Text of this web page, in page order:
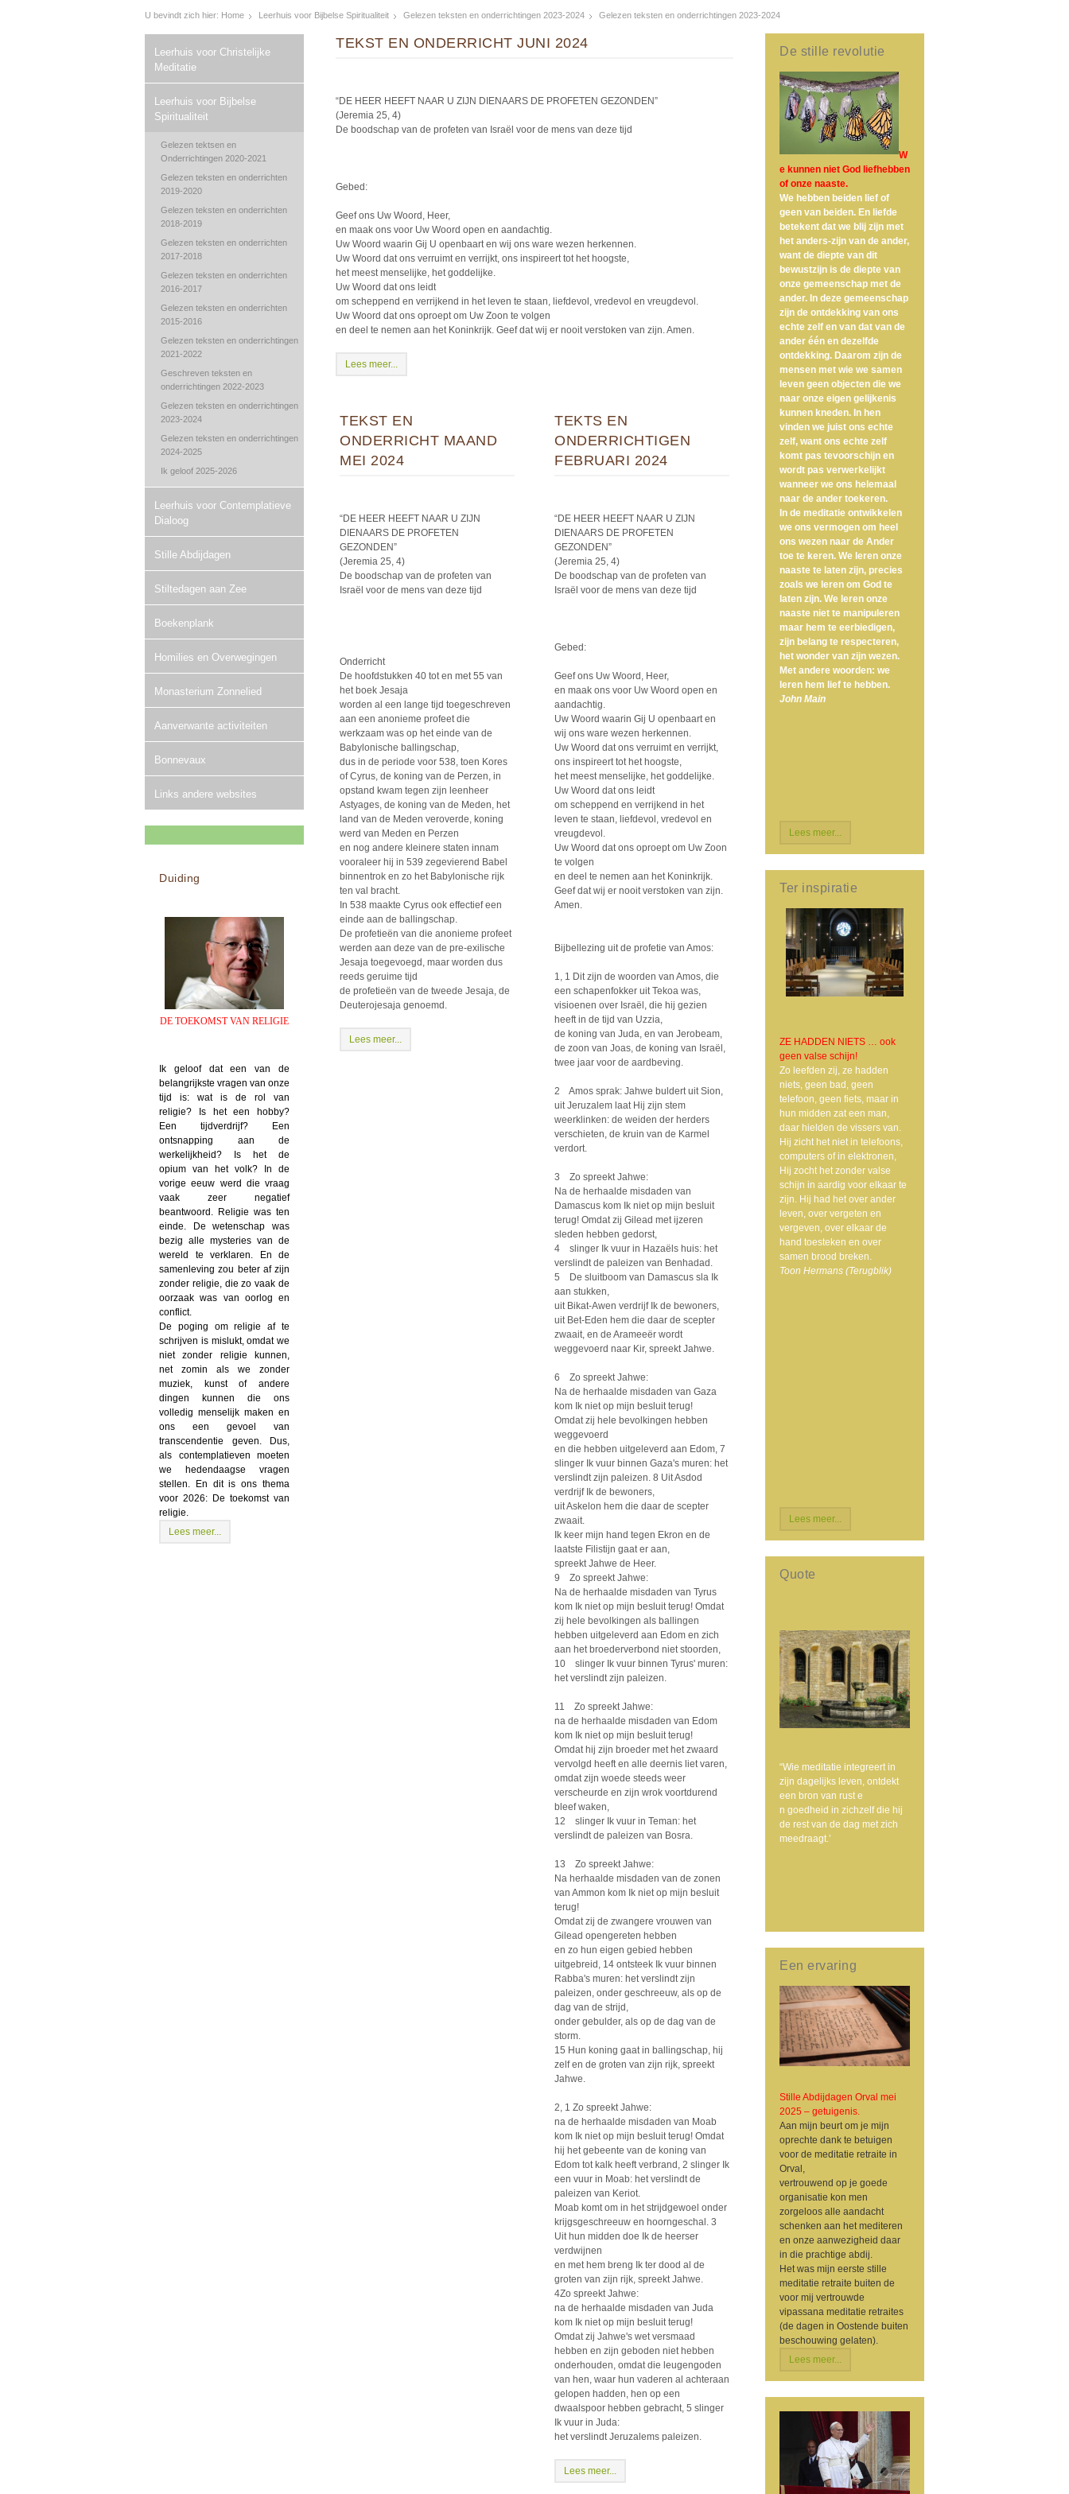
U bevindt zich hier: Home Leerhuis voor Bijbelse Spiritualiteit Gelezen teksten en onderrichtingen 2023-2024 Gelezen teksten en onderrichtingen 2023-2024
Leerhuis voor Christelijke
Meditatie
Leerhuis voor Bijbelse
Spiritualiteit
Gelezen tektsen en
Onderrichtingen 2020-2021
Gelezen teksten en onderrichten
2019-2020
Gelezen teksten en onderrichten
2018-2019
Gelezen teksten en onderrichten
2017-2018
Gelezen teksten en onderrichten
2016-2017
Gelezen teksten en onderrichten
2015-2016
Gelezen teksten en onderrichtingen
2021-2022
Geschreven teksten en
onderrichtingen 2022-2023
Gelezen teksten en onderrichtingen
2023-2024
Gelezen teksten en onderrichtingen
2024-2025
Ik geloof 2025-2026
Leerhuis voor Contemplatieve
Dialoog
Stille Abdijdagen
Stiltedagen aan Zee
Boekenplank
Homilies en Overwegingen
Monasterium Zonnelied
Aanverwante activiteiten
Bonnevaux
Links andere websites
Duiding
DE TOEKOMST VAN RELIGIE
Ik geloof dat een van de
belangrijkste vragen van onze
tijd is: wat is de rol van
religie? Is het een hobby?
Een tijdverdrijf? Een
ontsnapping aan de
werkelijkheid? Is het de
opium van het volk? In de
vorige eeuw werd die vraag
vaak zeer negatief
beantwoord. Religie was ten
einde. De wetenschap was
bezig alle mysteries van de
wereld te verklaren. En de
samenleving zou beter af zijn
zonder religie, die zo vaak de
oorzaak was van oorlog en
conflict.
De poging om religie af te
schrijven is mislukt, omdat we
niet zonder religie kunnen,
net zomin als we zonder
muziek, kunst of andere
dingen kunnen die ons
volledig menselijk maken en
ons een gevoel van
transcendentie geven. Dus,
als contemplatieven moeten
we hedendaagse vragen
stellen. En dit is ons thema
voor 2026: De toekomst van
religie.
Lees meer...
De stille revolutie
W
e kunnen niet God liefhebben
of onze naaste.
We hebben beiden lief of
geen van beiden. En liefde
betekent dat we blij zijn met
het anders-zijn van de ander,
want de diepte van dit
bewustzijn is de diepte van
onze gemeenschap met de
ander. In deze gemeenschap
zijn de ontdekking van ons
echte zelf en van dat van de
ander één en dezelfde
ontdekking. Daarom zijn de
mensen met wie we samen
leven geen objecten die we
naar onze eigen gelijkenis
kunnen kneden. In hen
vinden we juist ons echte
zelf, want ons echte zelf
komt pas tevoorschijn en
wordt pas verwerkelijkt
wanneer we ons helemaal
naar de ander toekeren.
In de meditatie ontwikkelen
we ons vermogen om heel
ons wezen naar de Ander
toe te keren. We leren onze
naaste te laten zijn, precies
zoals we leren om God te
laten zijn. We leren onze
naaste niet te manipuleren
maar hem te eerbiedigen,
zijn belang te respecteren,
het wonder van zijn wezen.
Met andere woorden: we
leren hem lief te hebben.
John Main
Lees meer...
Ter inspiratie
ZE HADDEN NIETS … ook
geen valse schijn!
Zo leefden zij, ze hadden
niets, geen bad, geen
telefoon, geen fiets, maar in
hun midden zat een man,
daar hielden de vissers van.
Hij zicht het niet in telefoons,
computers of in elektronen,
Hij zocht het zonder valse
schijn in aardig voor elkaar te
zijn. Hij had het over ander
leven, over vergeten en
vergeven, over elkaar de
hand toesteken en over
samen brood breken.
Toon Hermans (Terugblik)
Lees meer...
Quote
“Wie meditatie integreert in
zijn dagelijks leven, ontdekt
een bron van rust e
n goedheid in zichzelf die hij
de rest van de dag met zich
meedraagt.’
Een ervaring
Stille Abdijdagen Orval mei
2025 – getuigenis.
Aan mijn beurt om je mijn
oprechte dank te betuigen
voor de meditatie retraite in
Orval,
vertrouwend op je goede
organisatie kon men
zorgeloos alle aandacht
schenken aan het mediteren
en onze aanwezigheid daar
in die prachtige abdij.
Het was mijn eerste stille
meditatie retraite buiten de
voor mij vertrouwde
vipassana meditatie retraites
(de dagen in Oostende buiten
beschouwing gelaten).
Lees meer...
TEKST EN ONDERRICHT JUNI 2024
“DE HEER HEEFT NAAR U ZIJN DIENAARS DE PROFETEN GEZONDEN”
(Jeremia 25, 4)
De boodschap van de profeten van Israël voor de mens van deze tijd
Gebed:
Geef ons Uw Woord, Heer,
en maak ons voor Uw Woord open en aandachtig.
Uw Woord waarin Gij U openbaart en wij ons ware wezen herkennen.
Uw Woord dat ons verruimt en verrijkt, ons inspireert tot het hoogste,
het meest menselijke, het goddelijke.
Uw Woord dat ons leidt
om scheppend en verrijkend in het leven te staan, liefdevol, vredevol en vreugdevol.
Uw Woord dat ons oproept om Uw Zoon te volgen
en deel te nemen aan het Koninkrijk. Geef dat wij er nooit verstoken van zijn. Amen.
Lees meer...
TEKST EN
ONDERRICHT MAAND
MEI 2024
“DE HEER HEEFT NAAR U ZIJN
DIENAARS DE PROFETEN
GEZONDEN”
(Jeremia 25, 4)
De boodschap van de profeten van
Israël voor de mens van deze tijd
Onderricht
De hoofdstukken 40 tot en met 55 van
het boek Jesaja
worden al een lange tijd toegeschreven
aan een anonieme profeet die
werkzaam was op het einde van de
Babylonische ballingschap,
dus in de periode voor 538, toen Kores
of Cyrus, de koning van de Perzen, in
opstand kwam tegen zijn leenheer
Astyages, de koning van de Meden, het
land van de Meden veroverde, koning
werd van Meden en Perzen
en nog andere kleinere staten innam
vooraleer hij in 539 zegevierend Babel
binnentrok en zo het Babylonische rijk
ten val bracht.
In 538 maakte Cyrus ook effectief een
einde aan de ballingschap.
De profetieën van die anonieme profeet
werden aan deze van de pre-exilische
Jesaja toegevoegd, maar worden dus
reeds geruime tijd
de profetieën van de tweede Jesaja, de
Deuterojesaja genoemd.
Lees meer...
TEKTS EN
ONDERRICHTIGEN
FEBRUARI 2024
“DE HEER HEEFT NAAR U ZIJN
DIENAARS DE PROFETEN
GEZONDEN”
(Jeremia 25, 4)
De boodschap van de profeten van
Israël voor de mens van deze tijd
Gebed:
Geef ons Uw Woord, Heer,
en maak ons voor Uw Woord open en
aandachtig.
Uw Woord waarin Gij U openbaart en
wij ons ware wezen herkennen.
Uw Woord dat ons verruimt en verrijkt,
ons inspireert tot het hoogste,
het meest menselijke, het goddelijke.
Uw Woord dat ons leidt
om scheppend en verrijkend in het
leven te staan, liefdevol, vredevol en
vreugdevol.
Uw Woord dat ons oproept om Uw Zoon
te volgen
en deel te nemen aan het Koninkrijk.
Geef dat wij er nooit verstoken van zijn.
Amen.
Bijbellezing uit de profetie van Amos:
1, 1 Dit zijn de woorden van Amos, die
een schapenfokker uit Tekoa was,
visioenen over Israël, die hij gezien
heeft in de tijd van Uzzia,
de koning van Juda, en van Jerobeam,
de zoon van Joas, de koning van Israël,
twee jaar voor de aardbeving.
2 Amos sprak: Jahwe buldert uit Sion,
uit Jeruzalem laat Hij zijn stem
weerklinken: de weiden der herders
verschieten, de kruin van de Karmel
verdort.
3 Zo spreekt Jahwe:
Na de herhaalde misdaden van
Damascus kom Ik niet op mijn besluit
terug! Omdat zij Gilead met ijzeren
sleden hebben gedorst,
4 slinger Ik vuur in Hazaëls huis: het
verslindt de paleizen van Benhadad.
5 De sluitboom van Damascus sla Ik
aan stukken,
uit Bikat-Awen verdrijf Ik de bewoners,
uit Bet-Eden hem die daar de scepter
zwaait, en de Arameeër wordt
weggevoerd naar Kir, spreekt Jahwe.
6 Zo spreekt Jahwe:
Na de herhaalde misdaden van Gaza
kom Ik niet op mijn besluit terug!
Omdat zij hele bevolkingen hebben
weggevoerd
en die hebben uitgeleverd aan Edom, 7
slinger Ik vuur binnen Gaza's muren: het
verslindt zijn paleizen. 8 Uit Asdod
verdrijf Ik de bewoners,
uit Askelon hem die daar de scepter
zwaait.
Ik keer mijn hand tegen Ekron en de
laatste Filistijn gaat er aan,
spreekt Jahwe de Heer.
9 Zo spreekt Jahwe:
Na de herhaalde misdaden van Tyrus
kom Ik niet op mijn besluit terug! Omdat
zij hele bevolkingen als ballingen
hebben uitgeleverd aan Edom en zich
aan het broederverbond niet stoorden,
10 slinger Ik vuur binnen Tyrus' muren:
het verslindt zijn paleizen.
11 Zo spreekt Jahwe:
na de herhaalde misdaden van Edom
kom Ik niet op mijn besluit terug!
Omdat hij zijn broeder met het zwaard
vervolgd heeft en alle deernis liet varen,
omdat zijn woede steeds weer
verscheurde en zijn wrok voortdurend
bleef waken,
12 slinger Ik vuur in Teman: het
verslindt de paleizen van Bosra.
13 Zo spreekt Jahwe:
Na herhaalde misdaden van de zonen
van Ammon kom Ik niet op mijn besluit
terug!
Omdat zij de zwangere vrouwen van
Gilead opengereten hebben
en zo hun eigen gebied hebben
uitgebreid, 14 ontsteek Ik vuur binnen
Rabba's muren: het verslindt zijn
paleizen, onder geschreeuw, als op de
dag van de strijd,
onder gebulder, als op de dag van de
storm.
15 Hun koning gaat in ballingschap, hij
zelf en de groten van zijn rijk, spreekt
Jahwe.
2, 1 Zo spreekt Jahwe:
na de herhaalde misdaden van Moab
kom Ik niet op mijn besluit terug! Omdat
hij het gebeente van de koning van
Edom tot kalk heeft verbrand, 2 slinger Ik
een vuur in Moab: het verslindt de
paleizen van Keriot.
Moab komt om in het strijdgewoel onder
krijgsgeschreeuw en hoorngeschal. 3
Uit hun midden doe Ik de heerser
verdwijnen
en met hem breng Ik ter dood al de
groten van zijn rijk, spreekt Jahwe.
4Zo spreekt Jahwe:
na de herhaalde misdaden van Juda
kom Ik niet op mijn besluit terug!
Omdat zij Jahwe's wet versmaad
hebben en zijn geboden niet hebben
onderhouden, omdat die leugengoden
van hen, waar hun vaderen al achteraan
gelopen hadden, hen op een
dwaalspoor hebben gebracht, 5 slinger
Ik vuur in Juda:
het verslindt Jeruzalems paleizen.
Lees meer...